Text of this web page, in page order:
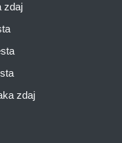
zdaj
zdaj